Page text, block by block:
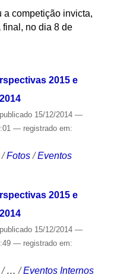
a competição invicta,
no dia 8 de
2015 e
publicado15/12/2014 —
— registrado em:
/Fotos /Eventos
2015 e
publicado15/12/2014 —
— registrado em:
/…/Eventos Internos